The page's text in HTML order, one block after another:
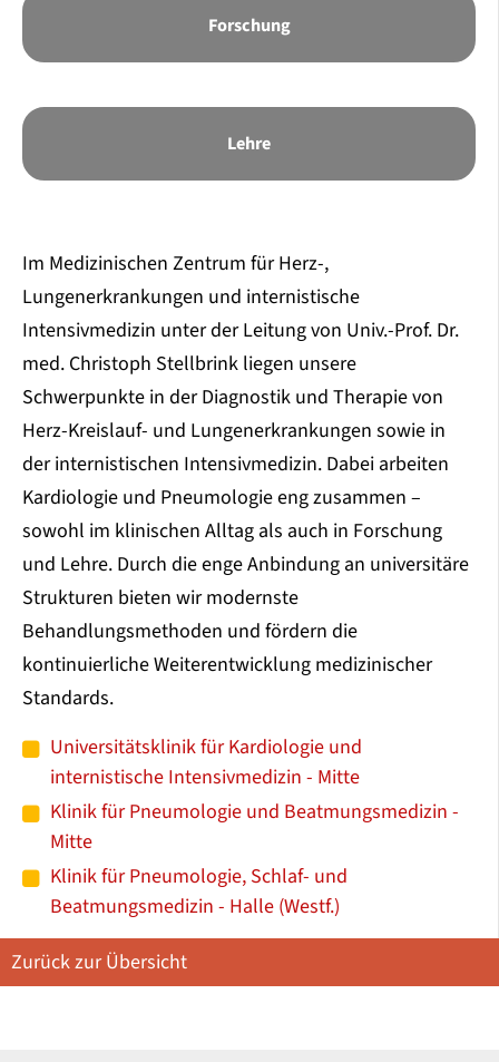
Forschung
Lehre
Im Medizinischen Zentrum für Herz-,
Lungenerkrankungen und internistische
Intensivmedizin unter der Leitung von Univ.-Prof. Dr.
med. Christoph Stellbrink liegen unsere
Schwerpunkte in der Diagnostik und Therapie von
Herz-Kreislauf- und Lungenerkrankungen sowie in
der internistischen Intensivmedizin. Dabei arbeiten
Kardiologie und Pneumologie eng zusammen –
sowohl im klinischen Alltag als auch in Forschung
und Lehre. Durch die enge Anbindung an universitäre
Strukturen bieten wir modernste
Behandlungsmethoden und fördern die
kontinuierliche Weiterentwicklung medizinischer
Standards.
Universitätsklinik für Kardiologie und
internistische Intensivmedizin - Mitte
Klinik für Pneumologie und Beatmungsmedizin -
Mitte
Klinik für Pneumologie, Schlaf- und
Beatmungsmedizin - Halle (Westf.)
Zurück zur Übersicht